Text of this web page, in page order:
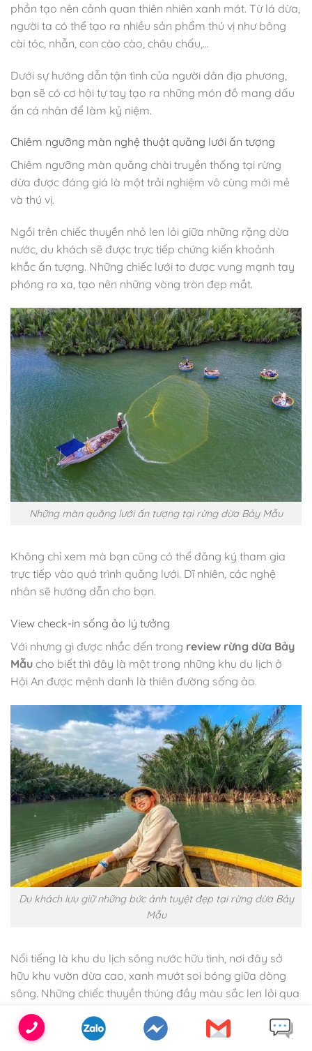
phần tạo nên cảnh quan thiên nhiên xanh mát. Từ lá dừa,
người ta có thể tạo ra nhiều sản phẩm thú vị như bông
cài tóc, nhẫn, con cào cào, châu chấu,…
Dưới sự hướng dẫn tận tình của người dân địa phương,
bạn sẽ có cơ hội tự tay tạo ra những món đồ mang dấu
ấn cá nhân để làm kỷ niệm.
Chiêm ngưỡng màn nghệ thuật quăng lưới ấn tượng
Chiêm ngưỡng màn quăng chài truyền thống tại rừng
dừa được đáng giá là một trải nghiệm vô cùng mới mẻ
và thú vị.
Ngồi trên chiếc thuyền nhỏ len lỏi giữa những rặng dừa
nước, du khách sẽ được trực tiếp chứng kiến khoảnh
khắc ấn tượng. Những chiếc lưới to được vung mạnh tay
phóng ra xa, tạo nên những vòng tròn đẹp mắt.
Những màn quăng lưới ấn tượng tại rừng dừa Bảy Mẫu
Không chỉ xem mà bạn cũng có thể đăng ký tham gia
trực tiếp vào quá trình quăng lưới. Dĩ nhiên, các nghệ
nhân sẽ hướng dẫn cho bạn.
View check-in sống ảo lý tưởng
Với nhưng gì được nhắc đến trong review rừng dừa Bảy
Mẫu cho biết thì đây là một trong những khu du lịch ở
Hội An được mệnh danh là thiên đường sống ảo.
Du khách lưu giữ những bức ảnh tuyệt đẹp tại rừng dừa Bảy
Mẫu
Nổi tiếng là khu du lịch sông nước hữu tình, nơi đây sở
hữu khu vườn dừa cao, xanh mướt soi bóng giữa dòng
sông. Những chiếc thuyền thúng đầy màu sắc len lỏi qua
Khi ngồi trên thuyền bạn có thể tha hồ tạo dáng và